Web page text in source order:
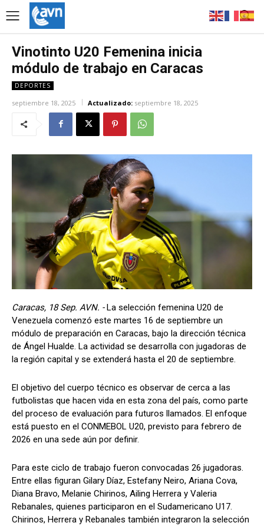
Vinotinto U20 Femenina inicia
módulo de trabajo en Caracas
DEPORTES
septiembre 18, 2025 Actualizado: septiembre 18, 2025
Caracas, 18 Sep. AVN. - La selección femenina U20 de
Venezuela comenzó este martes 16 de septiembre un
módulo de preparación en Caracas, bajo la dirección técnica
de Ángel Hualde. La actividad se desarrolla con jugadoras de
la región capital y se extenderá hasta el 20 de septiembre.
El objetivo del cuerpo técnico es observar de cerca a las
futbolistas que hacen vida en esta zona del país, como parte
del proceso de evaluación para futuros llamados. El enfoque
está puesto en el CONMEBOL U20, previsto para febrero de
2026 en una sede aún por definir.
Para este ciclo de trabajo fueron convocadas 26 jugadoras.
Entre ellas figuran Gilary Díaz, Estefany Neiro, Ariana Cova,
Diana Bravo, Melanie Chirinos, Ailing Herrera y Valeria
Rebanales, quienes participaron en el Sudamericano U17.
Chirinos, Herrera y Rebanales también integraron la selección